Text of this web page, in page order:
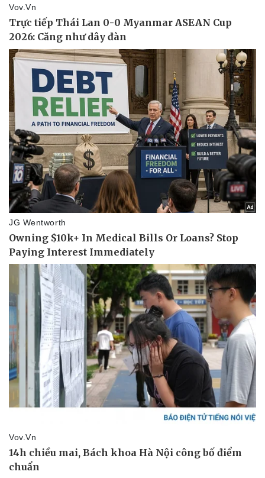
Sức khỏe
Dinh dưỡng - món ngon
Cây thuốc
Sản phụ khoa
Nhi khoa
Nam khoa
Làm đẹp - giảm cân
Phòng mạch online
Ăn sạch sống khỏe
Đời sống
Nhà đẹp
Blog
Tình yêu - Gia đình